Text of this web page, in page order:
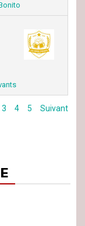
3 4 5 Suivant